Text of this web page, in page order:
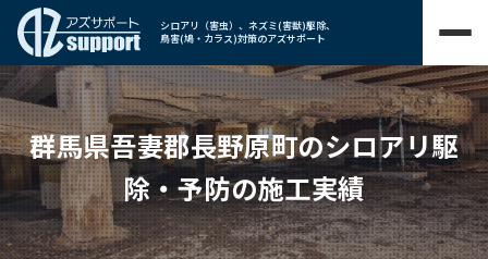
シロアリ（害虫）、ネズミ(害獣)駆除、
鳥害(鳩・カラス)対策のアズサポート
群馬県吾妻郡長野原町のシロアリ駆
除・予防の施工実績